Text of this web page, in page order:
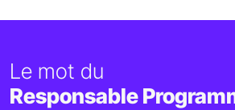
Le mot du
Responsable